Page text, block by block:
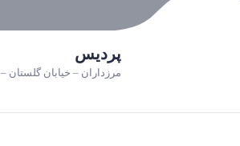
پردیس
مرزداران – خیابان گلستان